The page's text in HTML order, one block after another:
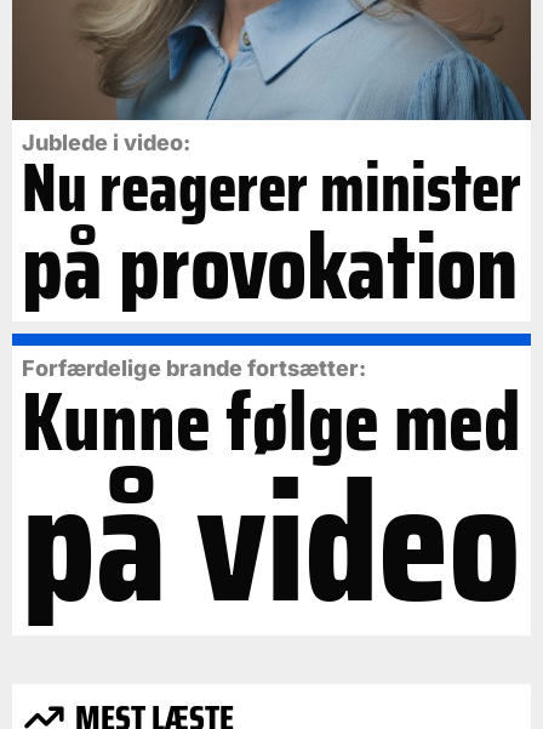
Jublede i video:
Nu reagerer minister
på provokation
Forfærdelige brande fortsætter:
Kunne følge med
på video